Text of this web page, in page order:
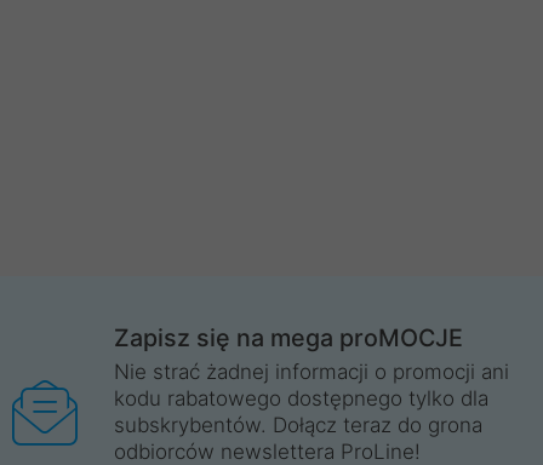
Zapisz się na mega proMOCJE
Nie strać żadnej informacji o promocji ani
kodu rabatowego dostępnego tylko dla
subskrybentów. Dołącz teraz do grona
odbiorców newslettera ProLine!